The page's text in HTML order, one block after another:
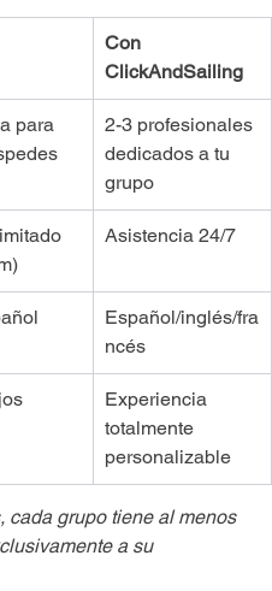
Con
ClickAndSailing
para
2-3 profesionales
dedicados a tu
grupo
Asistencia 24/7
Español/inglés/fra
ncés
Experiencia
totalmente
personalizable
cada grupo tiene al menos
a su